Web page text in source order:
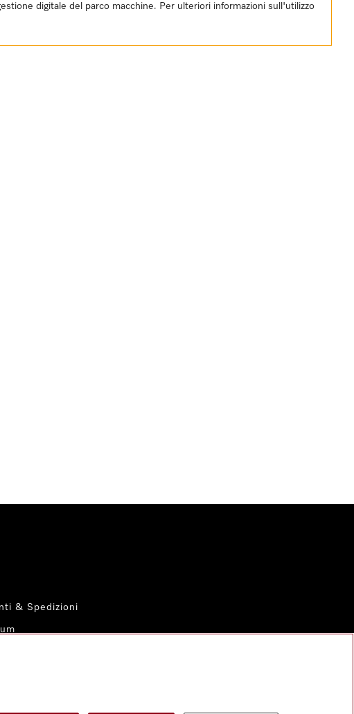
digitale del parco macchine. Per ulteriori informazioni sull'utilizzo
& Spedizioni